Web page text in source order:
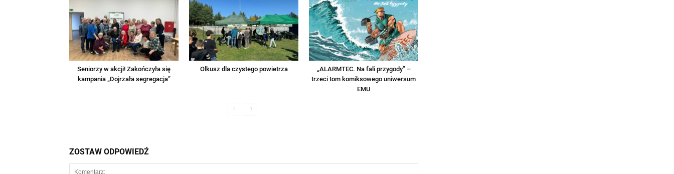
Seniorzy w akcji! Zakończyła się
kampania „Dojrzała segregacja”
Olkusz dla czystego powietrza
„ALARMTEC. Na fali przygody” –
trzeci tom komiksowego uniwersum
EMU
ZOSTAW ODPOWIEDŹ